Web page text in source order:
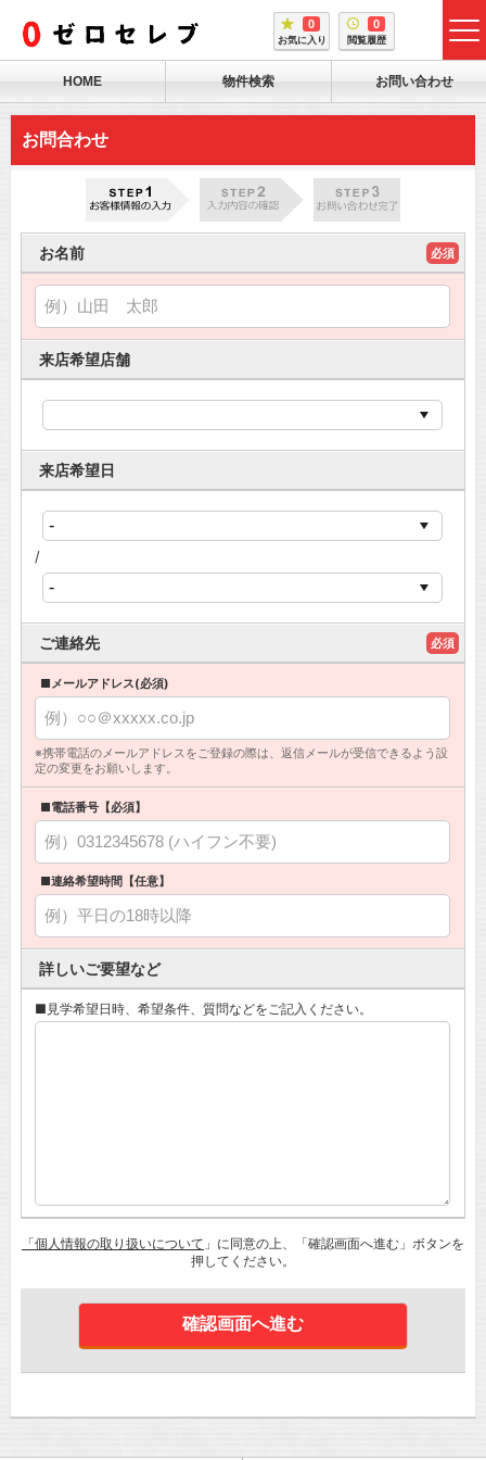
0
お気に入り
0
閲覧履歴
HOME 物件検索 お問い合わせ
お問合わせ
お名前 必須
来店希望店舗
来店希望日
/
ご連絡先 必須
■メールアドレス(必須)
※携帯電話のメールアドレスをご登録の際は、返信メールが受信できるよう設
定の変更をお願いします。
■電話番号【必須】
■連絡希望時間【任意】
詳しいご要望など
■見学希望日時、希望条件、質問などをご記入ください。
「個人情報の取り扱いについて 」に同意の上、「確認画面へ進む」ボタンを
押してください。